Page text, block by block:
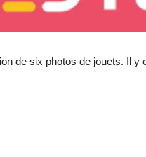
de six photos de jouets. Il